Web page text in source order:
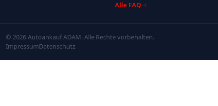
Alle FAQ
© 2026 Autoankauf ADAM. Alle Rechte vorbehalten.
ImpressumDatenschutz